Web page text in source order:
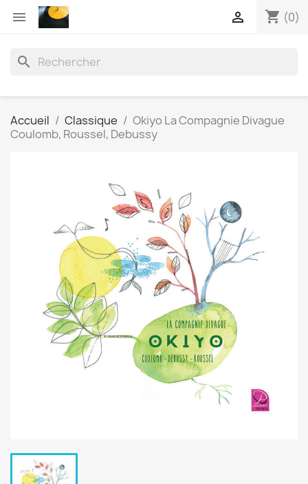
 shopping_cart (0)

search
Accueil Classique
Okiyo La Compagnie Divague
Coulomb, Roussel, Debussy